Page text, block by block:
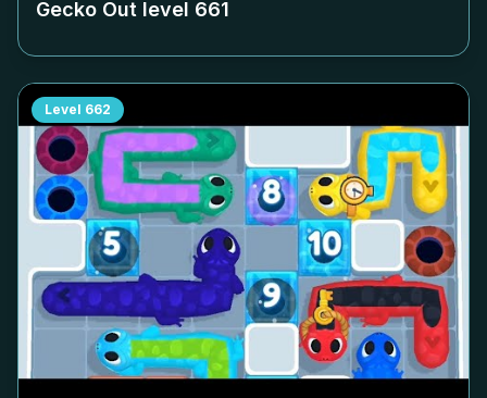
Gecko Out level 661
Level 662